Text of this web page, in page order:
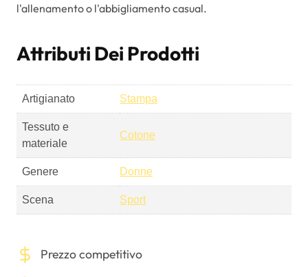
l'allenamento o l'abbigliamento casual.
Attributi Dei Prodotti
Artigianato Stampa
Tessuto e
materiale
Cotone
Genere Donne
Scena Sport
Prezzo competitivo